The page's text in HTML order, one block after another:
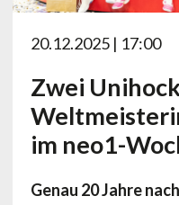
20.12.2025 | 17:00
Zwei
im neo1-
Genau 20 Jahre